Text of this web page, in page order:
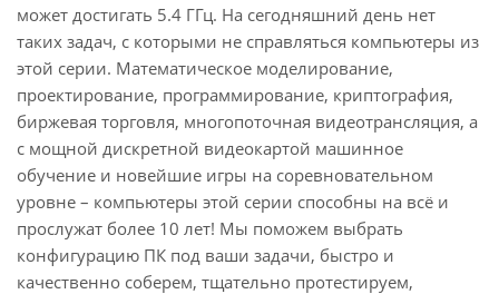
может достигать 5.4 ГГц. На сегодняшний день нет
таких задач, с которыми не справляться компьютеры из
этой серии. Математическое моделирование,
проектирование, программирование, криптография,
биржевая торговля, многопоточная видеотрансляция, а
с мощной дискретной видеокартой машинное
обучение и новейшие игры на соревновательном
уровне – компьютеры этой серии способны на всё и
прослужат более 10 лет! Мы поможем выбрать
конфигурацию ПК под ваши задачи, быстро и
качественно соберем, тщательно протестируем,